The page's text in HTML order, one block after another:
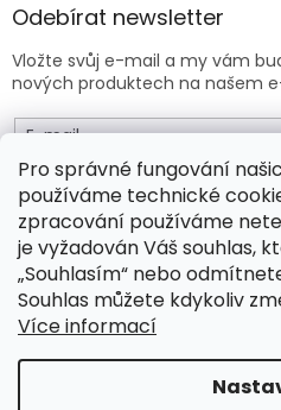
Pro správné fungování
používáme technické
zpracování používáme
je vyžadován Váš souhlas,
„Souhlasím“ nebo
Souhlas můžete kdykoliv
Více informací
Odebírat newsletter
Vložte svůj e-mail a my vám
nových produktech na našem
E-mail
Vložením e-mailu souhlasíte s
PŘIHLÁSIT SE